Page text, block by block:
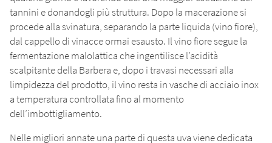
tannini e donandogli più struttura. Dopo la macerazione si
procede alla svinatura, separando la parte liquida (vino fiore),
dal cappello di vinacce ormai esausto. Il vino fiore segue la
fermentazione malolattica che ingentilisce l’acidità
scalpitante della Barbera e, dopo i travasi necessari alla
limpidezza del prodotto, il vino resta in vasche di acciaio inox
a temperatura controllata fino al momento
dell’imbottigliamento.
Nelle migliori annate una parte di questa uva viene dedicata